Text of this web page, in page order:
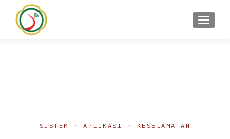
SISTEM · APLIKASI · KESELAMATAN